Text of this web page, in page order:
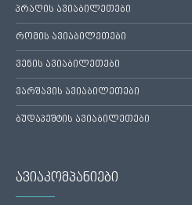
პრაღის ავიაბილეთები
რომის ავიაბილეთები
ვენის ავიაბილეთები
ვარშავის ავიაბილეთები
ბუდაპეშტის ავიაბილეთები
ავიაკომპანიები